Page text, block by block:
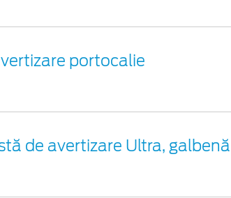
portocalie
de avertizare Ultra, galbenă